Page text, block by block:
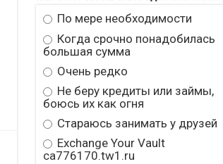
По мере необходимости
Когда срочно понадобилась
большая сумма
Очень редко
Не беру кредиты или займы,
боюсь их как огня
Стараюсь занимать у друзей
Exchange Your Vault
ca776170.tw1.ru